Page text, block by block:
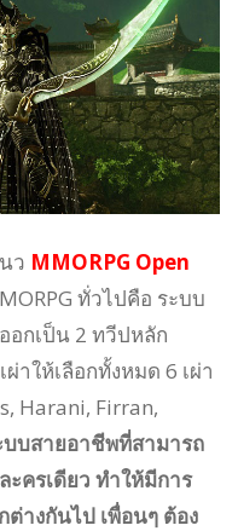
ว MMORPG Open
ทั่วไปคือ ระบบ
อกเป็น 2 ทวีปหลัก
าให้เลือกทั้งหมด 6 เผ่า
Harani, Firran,
บบสายอาชีพที่สามารถ
ครเดียว ทำให้มีการ
างกันไป เพื่อนๆ ต้อง